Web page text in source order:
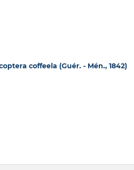
coffeela (Guér. - Mén., 1842)